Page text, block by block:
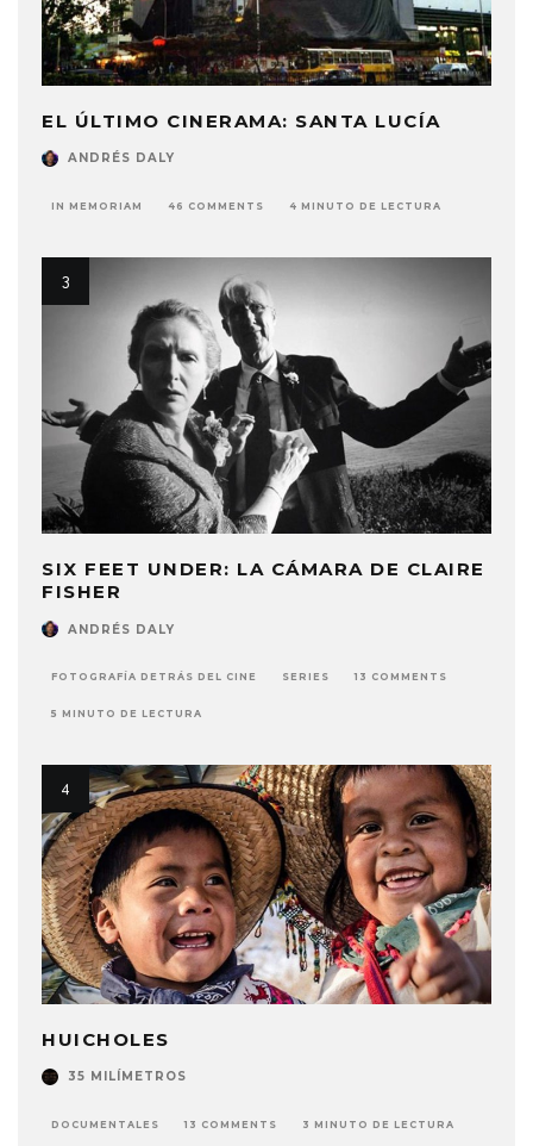
EL ÚLTIMO CINERAMA: SANTA LUCÍA
ANDRÉS DALY
IN MEMORIAM 46 COMMENTS 4 MINUTO DE LECTURA
SIX FEET UNDER: LA CÁMARA DE CLAIRE
FISHER
ANDRÉS DALY
FOTOGRAFÍA DETRÁS DEL CINE SERIES 13 COMMENTS
5 MINUTO DE LECTURA
HUICHOLES
35 MILÍMETROS
DOCUMENTALES 13 COMMENTS 3 MINUTO DE LECTURA